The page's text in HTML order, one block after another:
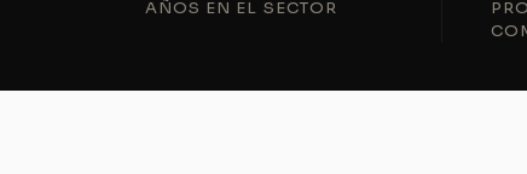
AÑOS EN EL SECTOR